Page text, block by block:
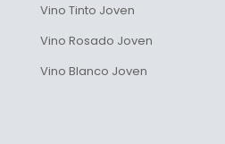
Vino Tinto Joven
Vino Rosado Joven
Vino Blanco Joven